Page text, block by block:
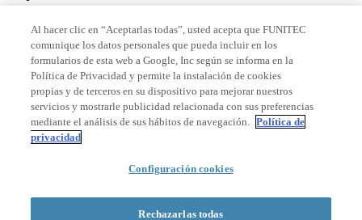
Miembro de
Acreditaciones
© 2026 La Salle Campus Barcelona - URL |
Al hacer clic en “Aceptarlas todas”, usted acepta que FUNITEC
comunique los datos personales que pueda incluir en los
formularios de esta web a Google, Inc según se informa en la
Política de Privacidad y permite la instalación de cookies
propias y de terceros en su dispositivo para mejorar nuestros
servicios y mostrarle publicidad relacionada con sus preferencias
mediante el análisis de sus hábitos de navegación. Política de
privacidad
Configuración cookies
Rechazarlas todas